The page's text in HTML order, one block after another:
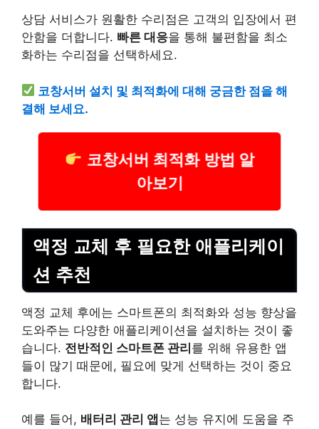
상담 서비스가 원활한 수리점은 고객의 입장에서 편
안함을 더합니다. 빠른 대응을 통해 불편함을 최소
화하는 수리점을 선택하세요.
코창서버설치 및 최적화에 대해 궁금한 점을 해
결해 보세요.
코창서버 최적화 방법 알
아보기
액정 교체 후 필요한 애플리케이
션 추천
액정 교체 후에는 스마트폰의 최적화와 성능 향상을
도와주는 다양한 애플리케이션을 설치하는 것이 좋
습니다. 전반적인 스마트폰 관리를 위해 유용한 앱
들이 많기 때문에, 필요에 맞게 선택하는 것이 중요
합니다.
예를 들어, 배터리 관리 앱 는 성능 유지에 도움을 주